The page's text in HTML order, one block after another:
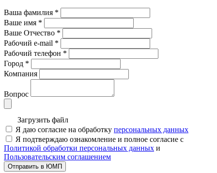
Ваша фамилия *
Ваше имя *
Ваше Отчество *
Рабочий e-mail *
Рабочий телефон *
Город *
Компания
Вопрос
Загрузить файл
Я даю согласие на обработку персональных данных
Я подтверждаю ознакомление и полное согласие с
Политикой обработки персональных данных и
Пользовательским соглашением
Отправить в ЮМП